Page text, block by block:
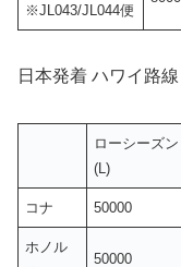
※JL043/JL044便
日本発着 ハワイ路線
ローシーズン
(L)
コナ 50000
ホノル
50000